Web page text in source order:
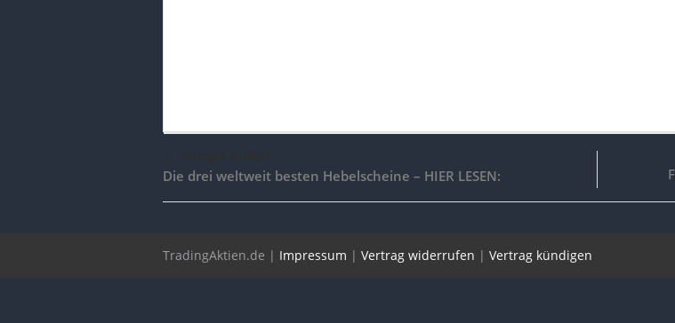
Die drei weltweit besten Hebelscheine – HIER LESEN:
TradingAktien.de | Impressum | Vertrag widerrufen | Vertrag kündigen